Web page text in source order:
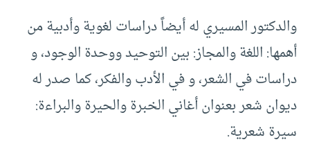
والدكتور المسيري له أيضاً دراسات لغوية وأدبية من
أهمها: اللغة والمجاز: بين التوحيد ووحدة الوجود، و
دراسات في الشعر، و في الأدب والفكر، كما صدر له
ديوان شعر بعنوان أغاني الخبرة والحيرة والبراءة:
سيرة شعرية.